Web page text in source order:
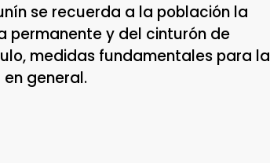
se recuerda a la población la
permanente y del cinturón de
medidas fundamentales para la
general.